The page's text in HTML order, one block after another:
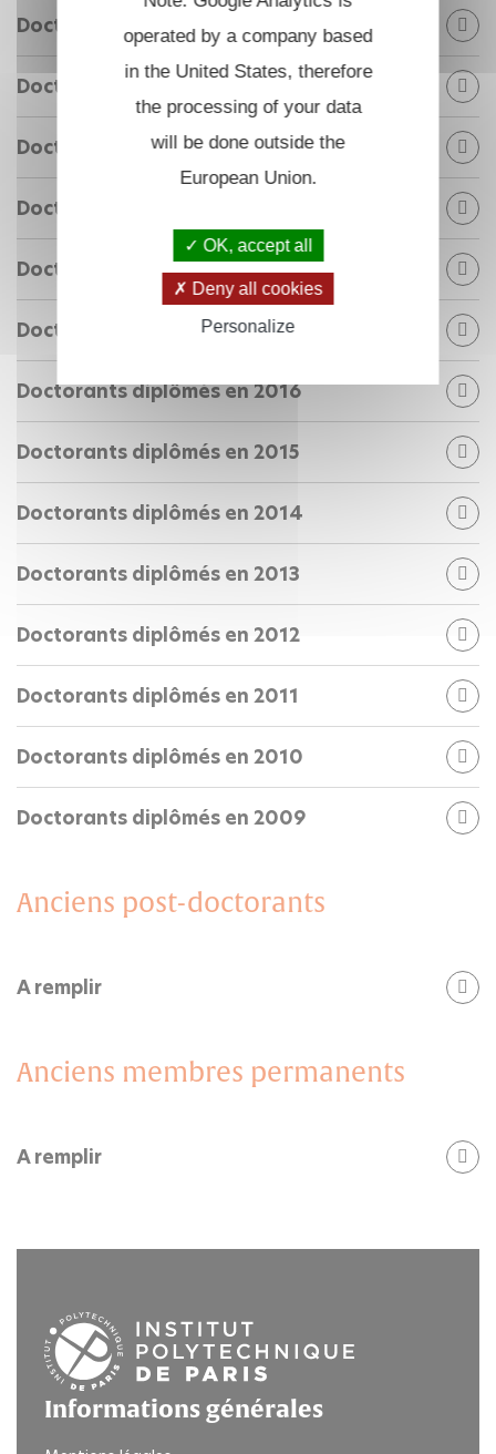
Doctorants diplômés en 2022
Doctorants diplômés en 2021
Doctorants diplômés en 2020
Doctorants diplômés en 2019
Doctorants diplômés en 2018
Doctorants diplômés en 2017
Doctorants diplômés en 2016
Doctorants diplômés en 2015
Doctorants diplômés en 2014
Doctorants diplômés en 2013
Doctorants diplômés en 2012
Doctorants diplômés en 2011
Doctorants diplômés en 2010
Doctorants diplômés en 2009
Anciens post-doctorants
A remplir
Anciens membres permanents
A remplir
Informations générales
operated by a company based
in the United States, therefore
the processing of your data
will be done outside the
European Union.
OK, accept all
Deny all cookies
Personalize